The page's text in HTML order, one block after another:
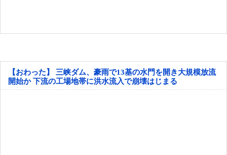
【おわった】 三峡ダム、豪雨で13基の水門を開き大規模放流
開始か 下流の工場地帯に洪水流入で崩壊はじまる